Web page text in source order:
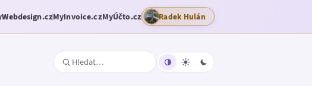
MyInvoice.czMyÚčto.cz Radek Hulán